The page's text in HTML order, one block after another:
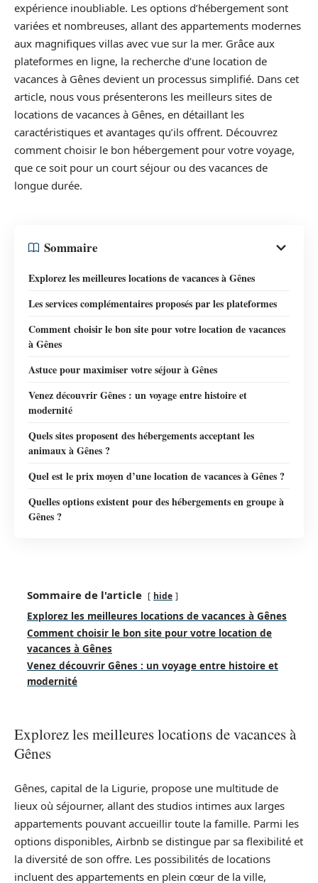
expérience inoubliable. Les options d’hébergement sont
variées et nombreuses, allant des appartements modernes
aux magnifiques villas avec vue sur la mer. Grâce aux
plateformes en ligne, la recherche d’une location de
vacances à Gênes devient un processus simplifié. Dans cet
article, nous vous présenterons les meilleurs sites de
locations de vacances à Gênes, en détaillant les
caractéristiques et avantages qu’ils offrent. Découvrez
comment choisir le bon hébergement pour votre voyage,
que ce soit pour un court séjour ou des vacances de
longue durée.
Sommaire
Explorez les meilleures locations de vacances à Gênes
Les services complémentaires proposés par les plateformes
Comment choisir le bon site pour votre location de vacances
à Gênes
Astuce pour maximiser votre séjour à Gênes
Venez découvrir Gênes : un voyage entre histoire et
modernité
Quels sites proposent des hébergements acceptant les
animaux à Gênes ?
Quel est le prix moyen d’une location de vacances à Gênes ?
Quelles options existent pour des hébergements en groupe à
Gênes ?
Sommaire de l'article hide
Explorez les meilleures locations de vacances à Gênes
Comment choisir le bon site pour votre location de
vacances à Gênes
Venez découvrir Gênes : un voyage entre histoire et
modernité
Explorez les meilleures locations de vacances à
Gênes
Gênes, capital de la Ligurie, propose une multitude de
lieux où séjourner, allant des studios intimes aux larges
appartements pouvant accueillir toute la famille. Parmi les
options disponibles, Airbnb se distingue par sa flexibilité et
la diversité de son offre. Les possibilités de locations
incluent des appartements en plein cœur de la ville,